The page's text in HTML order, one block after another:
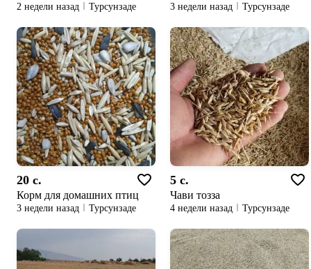
2 недели назад Турсунзаде 3 недели назад Турсунзаде
20 c.
Корм для домашних птиц
3 недели назад Турсунзаде
5 c.
Чави тозза
4 недели назад Турсунзаде